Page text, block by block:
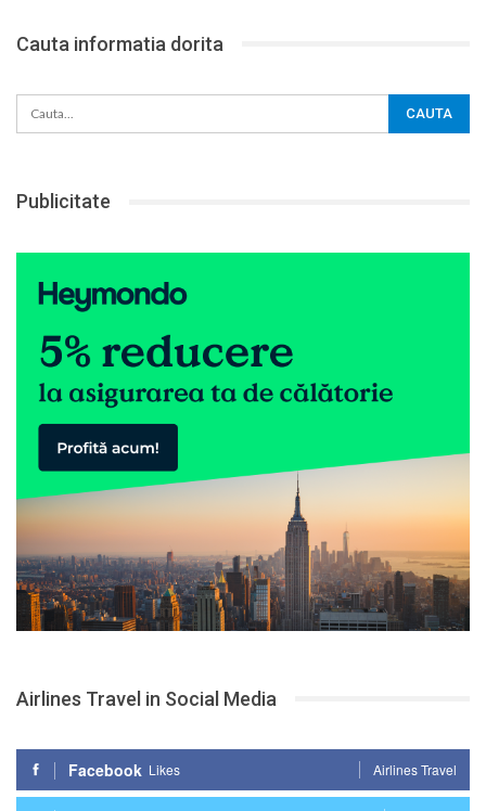
Cauta informatia dorita
Publicitate
Airlines Travel in Social Media
Facebook Likes Airlines Travel